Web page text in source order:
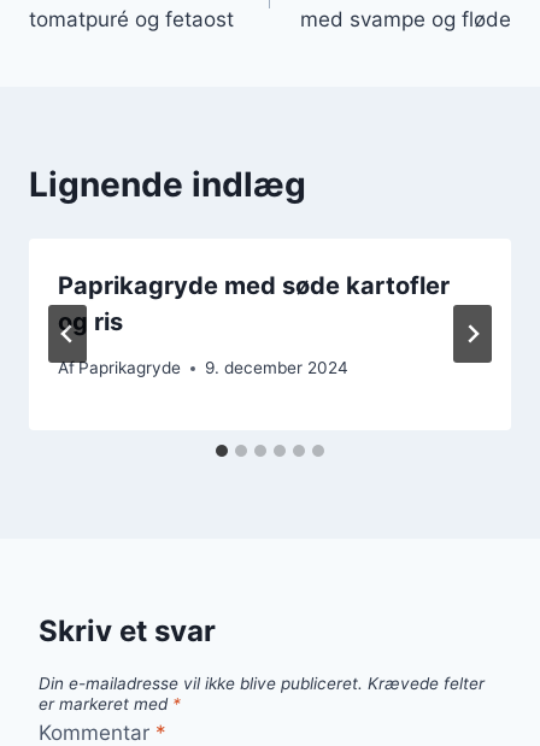
tomatpuré og fetaost
med svampe og fløde
Lignende indlæg
Paprikagryde med søde kartofler
og ris
AfPaprikagryde 9. december 2024
Skriv et svar
Din e-mailadresse vil ikke blive publiceret. Krævede felter
er markeret med *
Kommentar *